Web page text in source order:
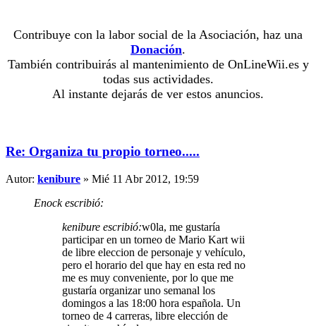
Contribuye con la labor social de la Asociación, haz una
Donación.
También contribuirás al mantenimiento de OnLineWii.es y
todas sus actividades.
Al instante dejarás de ver estos anuncios.
Re: Organiza tu propio torneo.....
Autor: kenibure » Mié 11 Abr 2012, 19:59
Enock escribió:
kenibure escribió:w0la, me gustaría
participar en un torneo de Mario Kart wii
de libre eleccion de personaje y vehículo,
pero el horario del que hay en esta red no
me es muy conveniente, por lo que me
gustaría organizar uno semanal los
domingos a las 18:00 hora española. Un
torneo de 4 carreras, libre elección de